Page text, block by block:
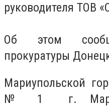
руководителя TOB
Об этом
прокуратуры
Мариупольской
№ 1 г.